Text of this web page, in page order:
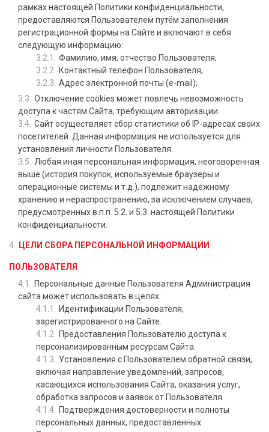
рамках настоящей Политики конфиденциальности,
предоставляются Пользователем путём заполнения
регистрационной формы на Сайте и включают в себя
следующую информацию:
Фамилию, имя, отчество Пользователя;
Контактный телефон Пользователя;
Адрес электронной почты (e-mail);
Отключение cookies может повлечь невозможность
доступа к частям Сайта, требующим авторизации.
Сайт осуществляет сбор статистики об IP-адресах своих
посетителей. Данная информация не используется для
установления личности Пользователя.
Любая иная персональная информация, неоговоренная
выше (история покупок, используемые браузеры и
операционные системы и т.д.), подлежит надежному
хранению и нераспространению, за исключением случаев,
предусмотренных в п.п. 5.2. и 5.3. настоящей Политики
конфиденциальности.
ЦЕЛИ СБОРА ПЕРСОНАЛЬНОЙ ИНФОРМАЦИИ
ПОЛЬЗОВАТЕЛЯ
Персональные данные Пользователя Администрация
сайта может использовать в целях:
Идентификации Пользователя,
зарегистрированного на Сайте.
Предоставления Пользователю доступа к
персонализированным ресурсам Сайта.
Установления с Пользователем обратной связи,
включая направление уведомлений, запросов,
касающихся использования Сайта, оказания услуг,
обработка запросов и заявок от Пользователя.
Подтверждения достоверности и полноты
персональных данных, предоставленных